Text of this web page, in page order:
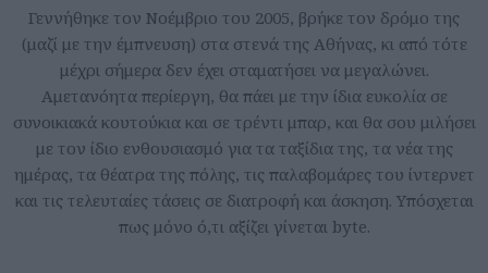
Γεννήθηκε τον Νοέμβριο του 2005, βρήκε τον δρόμο της
(μαζί με την έμπνευση) στα στενά της Αθήνας, κι από τότε
μέχρι σήμερα δεν έχει σταματήσει να μεγαλώνει.
Αμετανόητα περίεργη, θα πάει με την ίδια ευκολία σε
συνοικιακά κουτούκια και σε τρέντι μπαρ, και θα σου μιλήσει
με τον ίδιο ενθουσιασμό για τα ταξίδια της, τα νέα της
ημέρας, τα θέατρα της πόλης, τις παλαβομάρες του ίντερνετ
και τις τελευταίες τάσεις σε διατροφή και άσκηση. Υπόσχεται
πως μόνο ό,τι αξίζει γίνεται byte.